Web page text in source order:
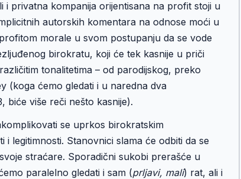
privatna kompanija orijentisana na profit stoji u
autorskih komentara na odnose moći u
morale u svom postupanju da se vode
birokratu, koji će tek kasnije u priči
tonalitetima – od parodijskog, preko
(koga ćemo gledati i u naredna dva
biće više reči nešto kasnije).
se uprkos birokratskim
legitimnosti. Stanovnici slama će odbiti da se
straćare. Sporadični sukobi prerašće u
paralelno gledati i sam (prljavi, mali) rat, ali i